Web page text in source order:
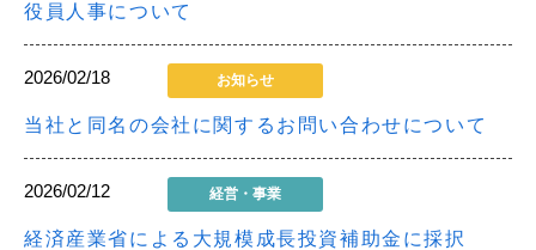
役員人事について
2026/02/18 お知らせ
当社と同名の会社に関するお問い合わせについて
2026/02/12 経営・事業
経済産業省による大規模成長投資補助金に採択